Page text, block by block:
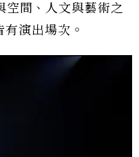
空間、人文與藝術之
演出場次。